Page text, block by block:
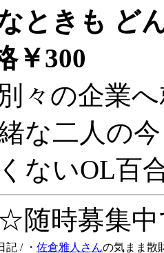
なときも ど
￥300
々の企業
な二人の
ないOL百
随時募集
記 / ・ 佐倉雅人さんの気まま散